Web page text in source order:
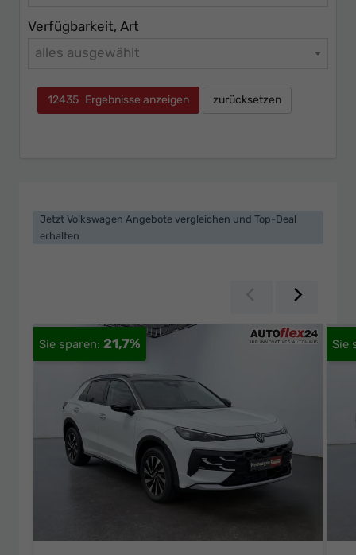
Verfügbarkeit, Art
alles ausgewählt
12435 Ergebnisse anzeigen zurücksetzen
Jetzt Volkswagen Angebote vergleichen und Top-Deal
erhalten
Zurück
21,7%